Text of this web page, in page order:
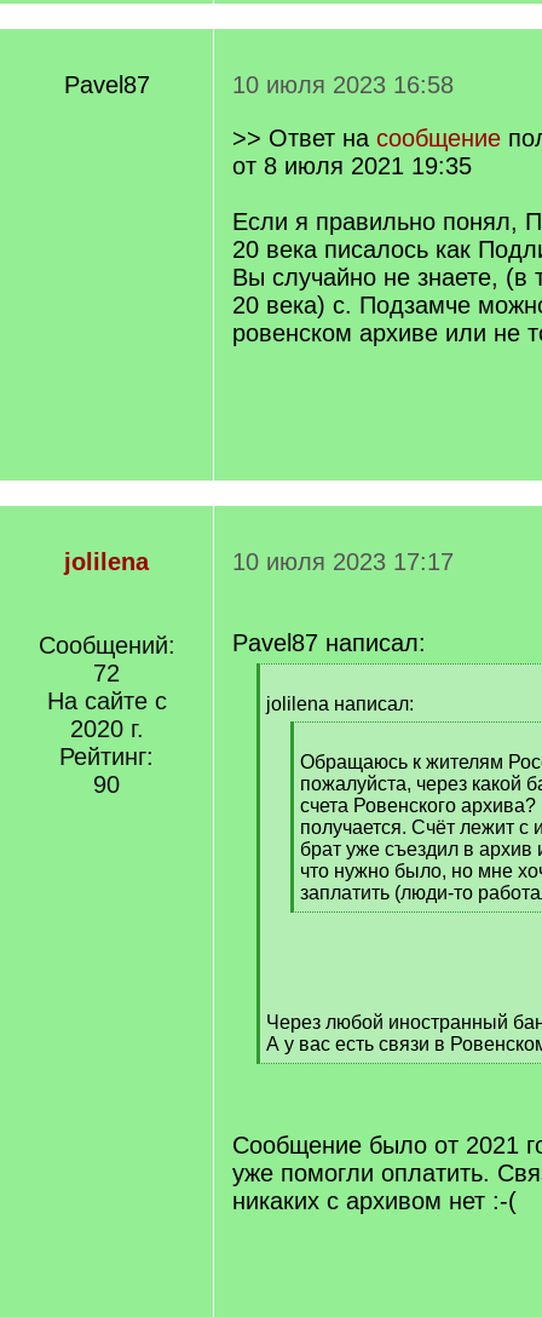
Pavel87
10 июля 2023 16:58
>> Ответ на сообщение
от 8 июля 2021 19:35
Если я правильно понял,
20 века писалось как
Вы случайно не знаете, (в
20 века) с. Подзамче
ровенском архиве или не
jolilena
Сообщений:
72
На сайте с
2020 г.
Рейтинг:
90
10 июля 2023 17:17
Pavel87 написал:
q
jolilena написал:
q
]
Обращаюсь к жителям
пожалуйста, через какой
счета Ровенского
получается. Счёт лежит
брат уже съездил в
что нужно было, но мне
заплатить (люди-то
[
Через любой иностранный
А у вас есть связи в
[
Сообщение было от 2021
уже помогли оплатить.
никаких с архивом нет :-(